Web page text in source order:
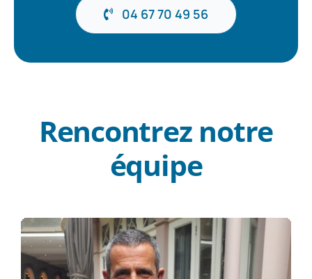
04 67 70 49 56
Rencontrez notre
équipe